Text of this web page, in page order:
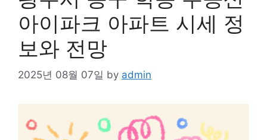
아이파크 아파트 시세 정
보와 전망
2025년 08월 07일 by admin